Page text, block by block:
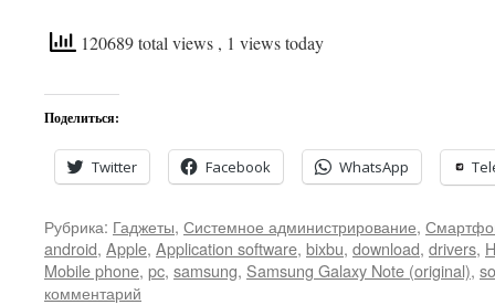
120689 total views , 1 views today
Поделиться:
Twitter Facebook WhatsApp
Рубрика: Гаджеты, Системное администрирование,
android, Apple, Application software, bixbu, download, drivers,
Mobile phone, pc, samsung, Samsung Galaxy Note (original),
комментарий